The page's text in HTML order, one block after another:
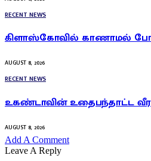
RECENT NEWS
கிளாஸ்கோவில் காணாமல்
AUGUST 8, 2026
RECENT NEWS
உகண்டாவின் உதைபந்தாட்ட
AUGUST 8, 2026
Add A Comment
Leave A Reply